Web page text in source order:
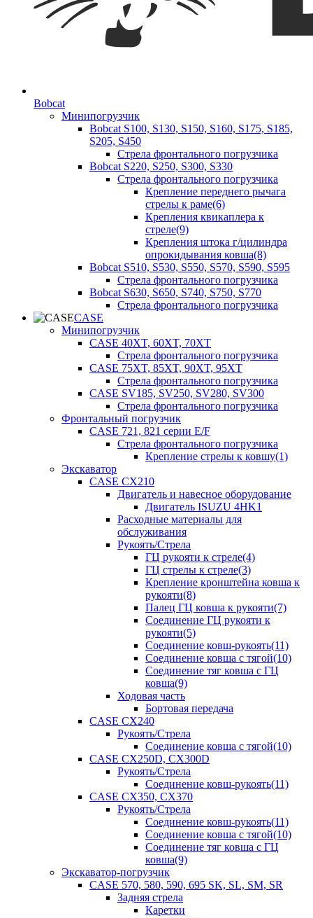
Bobcat
Минипогрузчик
Bobcat S100, S130, S150, S160, S175, S185,
S205, S450
Стрела фронтального погрузчика
Bobcat S220, S250, S300, S330
Стрела фронтального погрузчика
Крепление переднего рычага
стрелы к раме(6)
Крепления квикаплера к
стреле(9)
Крепления штока г/цилиндра
опрокидывания ковша(8)
Bobcat S510, S530, S550, S570, S590, S595
Стрела фронтального погрузчика
Bobcat S630, S650, S740, S750, S770
Стрела фронтального погрузчика
CASE
Минипогрузчик
CASE 40XT, 60XT, 70XT
Стрела фронтального погрузчика
CASE 75XT, 85XT, 90XT, 95XT
Стрела фронтального погрузчика
CASE SV185, SV250, SV280, SV300
Стрела фронтального погрузчика
Фронтальный погрузчик
CASE 721, 821 серии E/F
Стрела фронтального погрузчика
Крепление стрелы к ковшу(1)
Экскаватор
CASE CX210
Двигатель и навесное оборудование
Двигатель ISUZU 4HK1
Расходные материалы для
обслуживания
Рукоять/Стрела
ГЦ рукояти к стреле(4)
ГЦ стрелы к стреле(3)
Крепление кронштейна ковша к
рукояти(8)
Палец ГЦ ковша к рукояти(7)
Соединение ГЦ рукояти к
рукояти(5)
Соединение ковш-рукоять(11)
Соединение ковша с тягой(10)
Соединение тяг ковша с ГЦ
ковша(9)
Ходовая часть
Бортовая передача
CASE CX240
Рукоять/Стрела
Соединение ковша с тягой(10)
CASE CX250D, CX300D
Рукоять/Стрела
Соединение ковш-рукоять(11)
CASE CX350, CX370
Рукоять/Стрела
Соединение ковш-рукоять(11)
Соединение ковша с тягой(10)
Соединение тяг ковша с ГЦ
ковша(9)
Экскаватор-погрузчик
CASE 570, 580, 590, 695 SK, SL, SM, SR
Задняя стрела
Каретки